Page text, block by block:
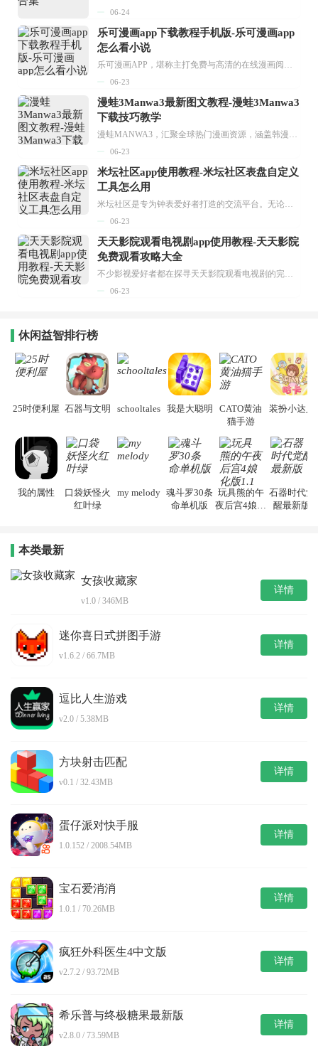
06-24
乐可漫画app下载教程手机版-乐可漫画app
怎么看小说
乐可漫画APP，堪称主打免费与高清的在线漫画阅读神器。其官方版提供海量完整版漫画资源，无论是国内漫画，还是日漫、韩漫、台漫、美漫等国外漫画，应有尽有，随时供你阅读。只需轻点一下，便能直接进入阅读界面。不仅如此，乐可漫画最新版本更新速度极快，在这里，你总能抢先看到全网一手漫画章节内容！...
06-23
漫蛙3Manwa3最新图文教程-漫蛙3Manwa3
下载技巧教学
漫蛙MANWA3，汇聚全球热门漫画资源，涵盖韩漫、欧美漫画、国漫等多种类型，题材丰富多样，全方位满足用户阅读喜好。它不仅是阅读平台，更是创作平台，为广大用户打造零门槛创作环境。...
06-23
米坛社区app使用教程-米坛社区表盘自定义
工具怎么用
米坛社区是专为钟表爱好者打造的交流平台。无论你是初涉钟表领域的普通爱好者，还是拥有多年收藏经验的资深玩家，都能在此找到属于自己的天地。 无需注册，就能轻松参与其中。通过专业的讨论论坛与丰富的交互功能，你可与世界各地的钟表爱好者畅快交流。若你钟情于钟表，米坛社区无疑是值得一试的理想之选。在这里，你能获取最新的手表资讯，交流见解，提升鉴赏品味，让每一块手表都成为收藏故事中重要的一部分。感兴趣的朋友，不要错过下载机会。...
06-23
天天影院观看电视剧app使用教程-天天影院
免费观看攻略大全
不少影视爱好者都在探寻天天影院观看电视剧的完整方法，结合最新平台使用规则，本篇新手入门攻略全面讲解观看渠道、检索流程、播放设置以及画面模式调整等实用内容。全文适配手机、电脑等主流设备，步骤简洁易懂，无论是初次使用的新手，还是想要优化观影体验的用户，都能参照内容快速上手，熟练掌握平台各项操作技巧，轻松畅享影视内容。...
06-23
休闲益智排行榜
25时便利屋 石器与文明 schooltales 我是大聪明
CATO黄油
猫手游
装扮小达人
我的属性
口袋妖怪火
红叶绿
my melody 魂斗罗30条
命单机版
玩具熊的午
夜后宫4娘化
石器时代觉
醒最新版
本类最新
女孩收藏家
v1.0 / 346MB
详情
迷你喜日式拼图手游
v1.6.2 / 66.7MB
详情
逗比人生游戏
v2.0 / 5.38MB
详情
方块射击匹配
v0.1 / 32.43MB
详情
蛋仔派对快手服
1.0.152 / 2008.54MB
详情
宝石爱消消
1.0.1 / 70.26MB
详情
疯狂外科医生4中文版
v2.7.2 / 93.72MB
详情
希乐普与终极糖果最新版
v2.8.0 / 73.59MB
详情